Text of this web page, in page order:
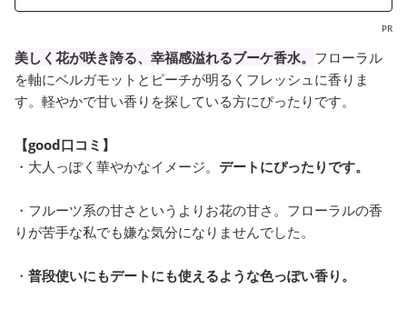
PR
美しく花が咲き誇る、幸福感溢れるブーケ香水。 フローラル
を軸にベルガモットとピーチが明るくフレッシュに香りま
す。軽やかで甘い香りを探している方にぴったりです。
【good口コミ】
・大人っぽく華やかなイメージ。 デートにぴったりです。
・フルーツ系の甘さというよりお花の甘さ。フローラルの香
りが苦手な私でも嫌な気分になりませんでした。
・ 普段使いにもデートにも使えるような色っぽい香り。